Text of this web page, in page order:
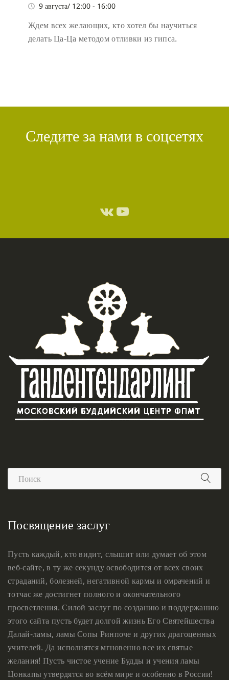
9 августа/ 12:00 - 16:00
Ждем всех желающих, кто хотел бы научиться
делать Ца-Ца методом отливки из гипса.
Следите за нами в соцсетях
Посвящение заслуг
Пусть каждый, кто видит, слышит или думает об этом
веб-сайте, в ту же секунду освободится от всех своих
страданий, болезней, негативной кармы и омрачений и
тотчас же достигнет полного и окончательного
просветления. Силой заслуг по созданию и поддержанию
этого сайта пусть будет долгой жизнь Его Святейшества
Далай-ламы, ламы Сопы Ринпоче и других драгоценных
учителей. Да исполнятся мгновенно все их святые
желания! Пусть чистое учение Будды и учения ламы
Цонкапы утвердятся во всём мире и особенно в России!